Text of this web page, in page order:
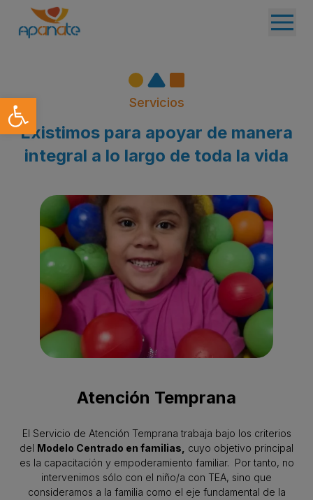
Abrir barra de herramientas
Servicios
Existimos para apoyar de manera
integral a lo largo de toda la vida
Atención Temprana
El Servicio de Atención Temprana trabaja bajo los criterios
del Modelo Centrado en familias,
cuyo objetivo principal
es la capacitación y empoderamiento familiar. Por tanto, no
intervenimos sólo con el niño/a con TEA, sino que
consideramos a la familia como el eje fundamental de la